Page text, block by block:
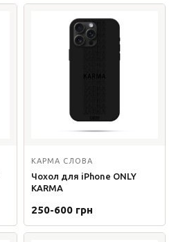
КАРМА СЛОВА
Чохол для iPhone ONLY
KARMA
250-600 грн